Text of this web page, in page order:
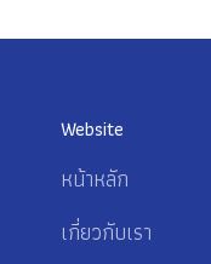
Website
หน้าหลัก
เกี่ยวกับเรา